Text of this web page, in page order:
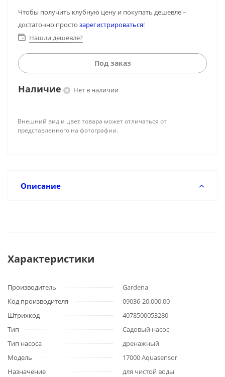
Чтобы получить клубную цену и покупать дешевле –
достаточно просто зарегистрироваться!
Нашли дешевле?
Под заказ
Наличие Нет в наличии
Внешний вид и цвет товара может отличаться от
представленного на фотографии.
Описание
Характеристики
Производитель
Gardena
Код производителя
09036-20.000.00
Штрихкод
4078500053280
Тип
Садовый насос
Тип насоса
дренажный
Модель
17000 Aquasensor
Назначение
для чистой воды